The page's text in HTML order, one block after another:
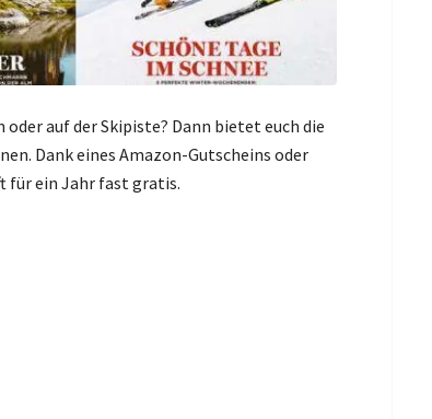
auf der Skipiste? Dann bietet euch die
Dank eines Amazon-Gutscheins oder
für ein Jahr fast gratis.